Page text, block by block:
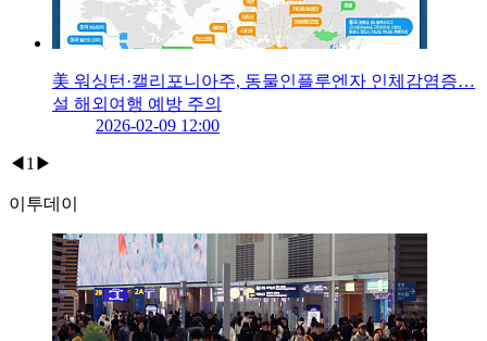
美 워싱턴·캘리포니아주, 동물인플루엔자 인체감염증…
설 해외여행 예방 주의
2026-02-09 12:00
◀ 1 ▶
이투데이